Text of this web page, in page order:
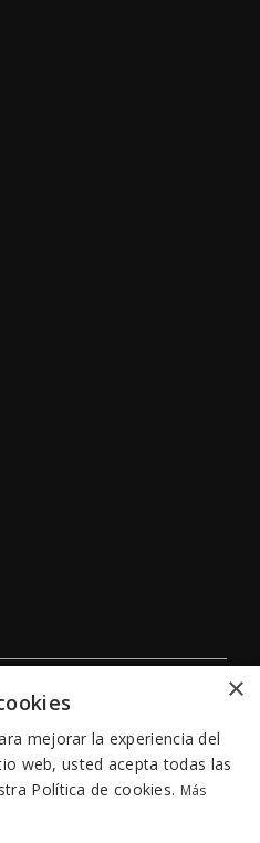
×
mejorar la experiencia del
web, usted acepta todas las
Política de cookies. Más